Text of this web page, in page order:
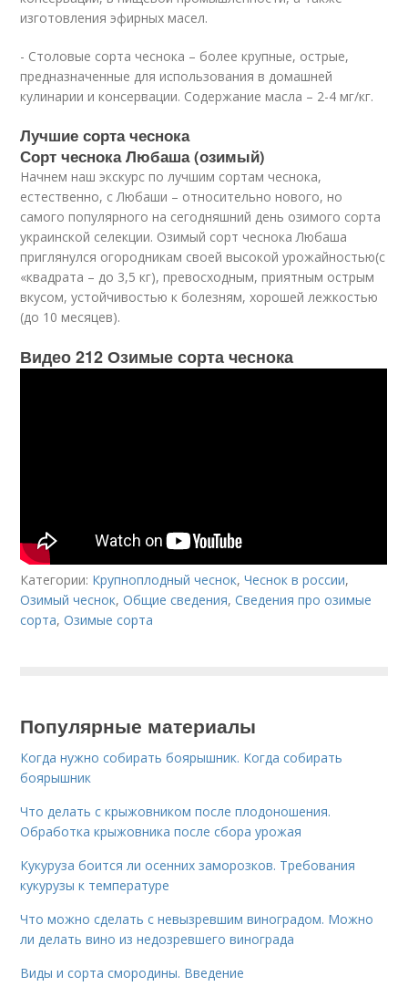
изготовления эфирных масел.
- Столовые сорта чеснока – более крупные, острые,
предназначенные для использования в домашней
кулинарии и консервации. Содержание масла – 2-4 мг/кг.
Лучшие сорта чеснока
Сорт чеснока Любаша (озимый)
Начнем наш экскурс по лучшим сортам чеснока,
естественно, с Любаши – относительно нового, но
самого популярного на сегодняшний день озимого сорта
украинской селекции. Озимый сорт чеснока Любаша
приглянулся огородникам своей высокой урожайностью(с
«квадрата – до 3,5 кг), превосходным, приятным острым
вкусом, устойчивостью к болезням, хорошей лежкостью
(до 10 месяцев).
Видео 212 Озимые сорта чеснока
Категории: Крупноплодный чеснок,Чеснок в россии,
Озимый чеснок,Общие сведения,Сведения про озимые
сорта,Озимые сорта
Популярные материалы
Когда нужно собирать боярышник. Когда собирать
боярышник
Что делать с крыжовником после плодоношения.
Обработка крыжовника после сбора урожая
Кукуруза боится ли осенних заморозков. Требования
кукурузы к температуре
Что можно сделать с невызревшим виноградом. Можно
ли делать вино из недозревшего винограда
Виды и сорта смородины. Введение